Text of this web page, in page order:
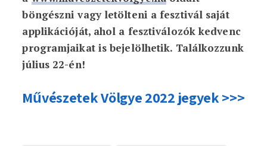
böngészni vagy letölteni a fesztivál saját
applikációját, ahol a fesztiválozók kedvenc
programjaikat is bejelölhetik. Találkozzunk
július 22-én!
Művészetek Völgye 2022 jegyek >>>